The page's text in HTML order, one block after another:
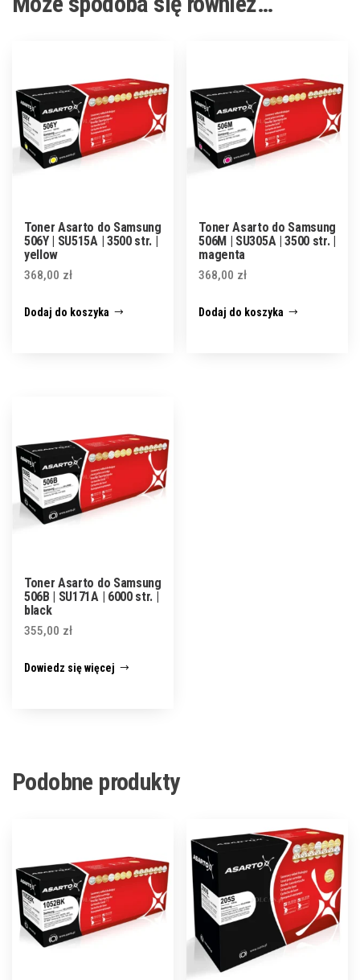
Toner Asarto do Samsung
506Y | SU515A | 3500 str. |
yellow
368,00 zł
Dodaj do koszyka
Toner Asarto do Samsung
506M | SU305A | 3500 str. |
magenta
368,00 zł
Dodaj do koszyka
Toner Asarto do Samsung
506B | SU171A | 6000 str. |
black
355,00 zł
Dowiedz się więcej
Podobne produkty